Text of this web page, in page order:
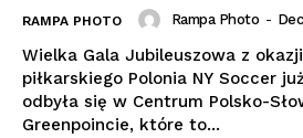
RAMPA PHOTO Rampa Photo -
Wielka Gala Jubileuszowa z
piłkarskiego Polonia NY Soccer
odbyła się w Centrum Polsko-
Greenpoincie, które to...